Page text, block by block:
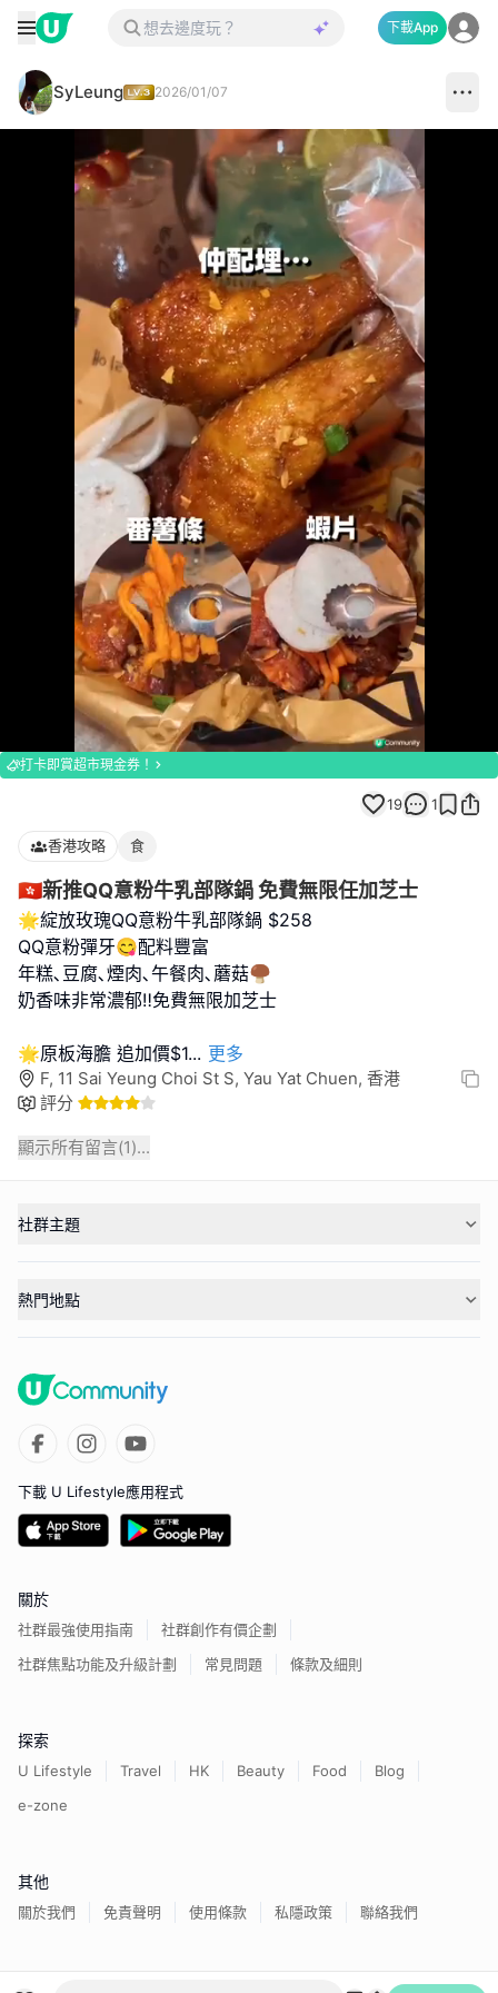
下載App
SyLeung 2026/01/07
:
100.00%
打卡即賞超市現金券！
19 1
香港攻略 食
🇭🇰新推QQ意粉牛乳部隊鍋 免費無限任加芝士
🌟綻放玫瑰QQ意粉牛乳部隊鍋 $258
QQ意粉彈牙😋配料豐富
年糕､豆腐､煙肉､午餐肉､蘑菇🍄‍🟫
奶香味非常濃郁‼️免費無限加芝士
🌟原板海膽 追加價$1... 更多
F, 11 Sai Yeung Choi St S, Yau Yat Chuen, 香港
評分
顯示所有留言(1)...
社群主題
熱門地點
下載 U Lifestyle應用程式
關於
社群最強使用指南
社群創作有價企劃
社群焦點功能及升級計劃
常見問題 條款及細則
探索
U Lifestyle Travel HK Beauty Food
Blog
e-zone
其他
關於我們 免責聲明 使用條款 私隱政策 聯絡我們